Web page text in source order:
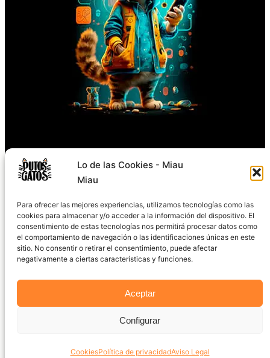
Lo de las Cookies - Miau
Miau
Para ofrecer las mejores experiencias, utilizamos tecnologías como las
cookies para almacenar y/o acceder a la información del dispositivo. El
consentimiento de estas tecnologías nos permitirá procesar datos como
el comportamiento de navegación o las identificaciones únicas en este
sitio. No consentir o retirar el consentimiento, puede afectar
negativamente a ciertas características y funciones.
Aceptar
Configurar
CookiesPolítica de privacidadAviso Legal
Política de Privacidad·Cookies
Todos los derechos reservados